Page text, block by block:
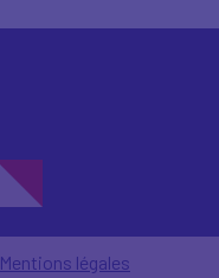
Mentions légales